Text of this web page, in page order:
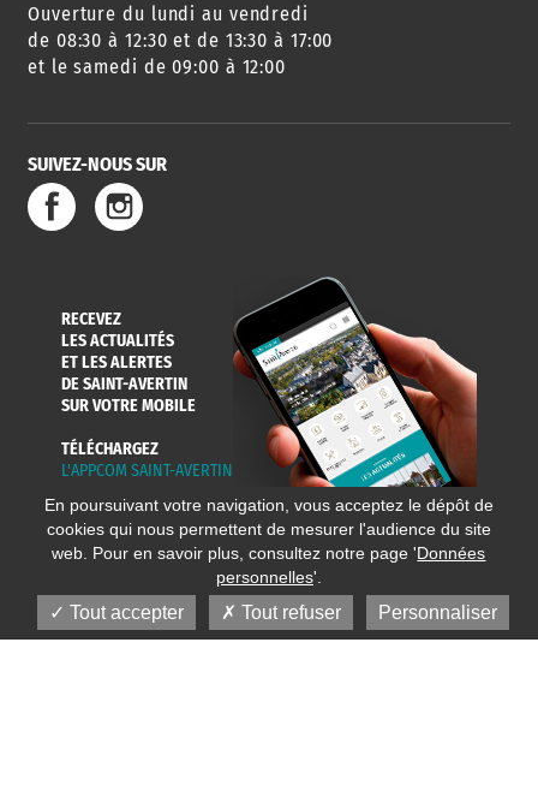
Ouverture du lundi au vendredi
de 08:30 à 12:30 et de 13:30 à 17:00
et le samedi de 09:00 à 12:00
SUIVEZ-NOUS SUR
RECEVEZ
LES ACTUALITÉS
ET LES ALERTES
DE SAINT-AVERTIN
SUR VOTRE MOBILE
TÉLÉCHARGEZ
L'APPCOM SAINT-AVERTIN
En poursuivant votre navigation, vous acceptez le dépôt de
cookies qui nous permettent de mesurer l'audience du site
web. Pour en savoir plus, consultez notre page 'Données
personnelles'.
Tout accepter Tout refuser Personnaliser